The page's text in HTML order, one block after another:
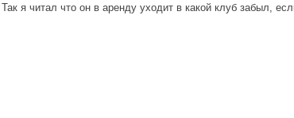
Так я читал что он в аренду уходит в какой клуб забыл,